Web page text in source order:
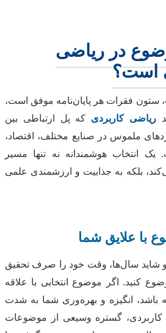
در ریاضی
است؟
ستون فقرات هر پایان‌نامه موفق است،
ریاضی کاربردی که پل ارتباطی بین
ملموس در صنایع مختلف، اقتصاد،
انتخاب هوشمندانه نه تنها مسیر
بلکه به جذابیت و ارزشمندی علمی
با علایق شما
و شاید سال‌ها، وقت خود را صرف تحقیق
کنید. اگر موضوع انتخابی با علاقه
باشد، انگیزه و بهره‌وری شما به شدت
گستره وسیعی از موضوعات